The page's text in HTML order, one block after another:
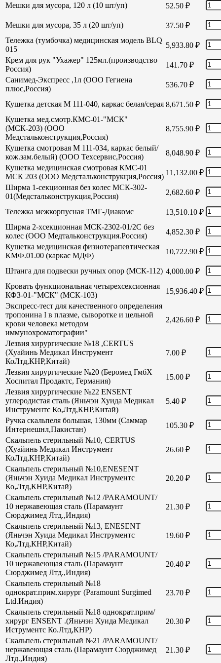
Мешки для мусора, 120 л (10 шт/уп) 52.50 ₽
Мешки для мусора, 35 л (20 шт/уп) 37.50 ₽
Тележка (тумбочка) медицинская модель BLQ
015
5,933.80 ₽
Крем для рук "Ухажер" 125мл.(производство
Россия)
141.70 ₽
Санимед-Экспресс ,1л (ООО Гегиена
плюс,Россия)
536.70 ₽
Кушетка детская М 111-040, каркас белая/серая 8,671.50 ₽
Кушетка мед.смотр.КМС-01-"МСК"
(МСК-203) (ООО
Медстальконструкция,Россия)
8,755.90 ₽
Кушетка смотровая М 111-034, каркас белый/
кож.зам.белый) (ООО Техсервис,Россия)
8,048.90 ₽
Кушетка медицинская смотровая КМС-01
МСК 203 (ООО Медстальконструкция,Россия) 11,132.00 ₽
Ширма 1-секционная без колес МСК-302-
01(Медстальконструкция,Россия)
2,682.60 ₽
Тележка межкорпусная ТМГ-Диакомс 13,510.10 ₽
Ширма 2-хсекционная МСК-2302-01/2С без
колес (ООО Медтальконструкция.Россия)
4,852.30 ₽
Кушетка медицинская физиотерапевтическая
КМФ.01.00 (каркас МДФ)
10,722.90 ₽
Штанга для подвески ручных опор (МСК-112) 4,000.00 ₽
Кровать функциональная четырехсексионная
КФЗ-01-"МСК" (МСК-103)
15,936.40 ₽
Экспресс-тест для качественного определения
тропонина I в плазме, сыворотке и цельной
крови человека методом
иммунохроматографии"
2,426.60 ₽
Лезвия хирургические №18 ,CERTUS
(Хуайинь Медикал Инструмент
КоЛтд,КНР,Китай)
7.00 ₽
Лезвия хирургические №20 (Беромед ГмбХ
Хоспитал Продактс, Германия)
15.00 ₽
Лезвия хирургические №22 ENSENT
углеродистая сталь (Яньчэн Хуида Медикал
Инструментс Ко,Лтд,КНР,Китай)
5.40 ₽
Ручка скальпеля большая, 130мм (Саммар
Интернешнл,Пакистан)
105.30 ₽
Скальпель стерильный №10, CERTUS
(Хуайинь Медикал Инструмент
КоЛтд,КНР,Китай)
26.60 ₽
Скальпель стерильный №10,ENESENT
(Яньчэн Хуида Медикал Инструментс
Ко,Лтд,КНР,Китай)
20.20 ₽
Скальпель стерильный №12 /PARAMOUNT/
10 нержавеющая сталь (Парамаунт
Сюрджимед Лтд.,Индия)
21.30 ₽
Скальпель стерильный №13, ENESENT
(Яньчэн Хуида Медикал Инструментс
Ко,Лтд,КНР,Китай)
19.60 ₽
Скальпель стерильный №15 /PARAMOUNT/
10 нержавеющая сталь (Парамаунт
Сюрджимед Лтд.,Индия)
20.40 ₽
Скальпель стерильный №18
однократ.прим.хирург (Paramount Surgimed
Ltd.Индия)
23.70 ₽
Скальпель стерильный №18 однократ.прим/
хирург ENSENT .(Яньчэн Хуида Медикал
Иструментс Ко.Лтд,КНР)
20.30 ₽
Скальпель стерильный №21 /PARAMOUNT/
нержавеющая сталь (Парамаунт Сюрджимед
Лтд.,Индия)
21.30 ₽